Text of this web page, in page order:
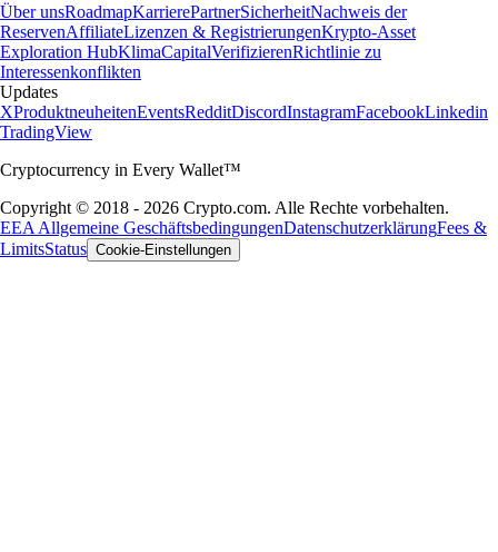
Über unsRoadmapKarrierePartnerSicherheitNachweis der
ReservenAffiliateLizenzen & RegistrierungenKrypto-Asset
Exploration HubKlimaCapitalVerifizierenRichtlinie zu
Interessenkonflikten
Updates
XProduktneuheitenEventsRedditDiscordInstagramFacebookLinkedin
TradingView
Cryptocurrency in Every Wallet™
Copyright © 2018 - 2026 Crypto.com. Alle Rechte vorbehalten.
EEA Allgemeine GeschäftsbedingungenDatenschutzerklärungFees &
LimitsStatus Cookie-Einstellungen